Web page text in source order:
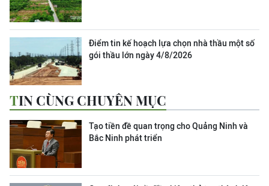
Điểm tin kế hoạch lựa chọn nhà thầu một số
gói thầu lớn ngày 4/8/2026
TIN CÙNG CHUYÊN MỤC
Tạo tiền đề quan trọng cho Quảng Ninh và
Bắc Ninh phát triển